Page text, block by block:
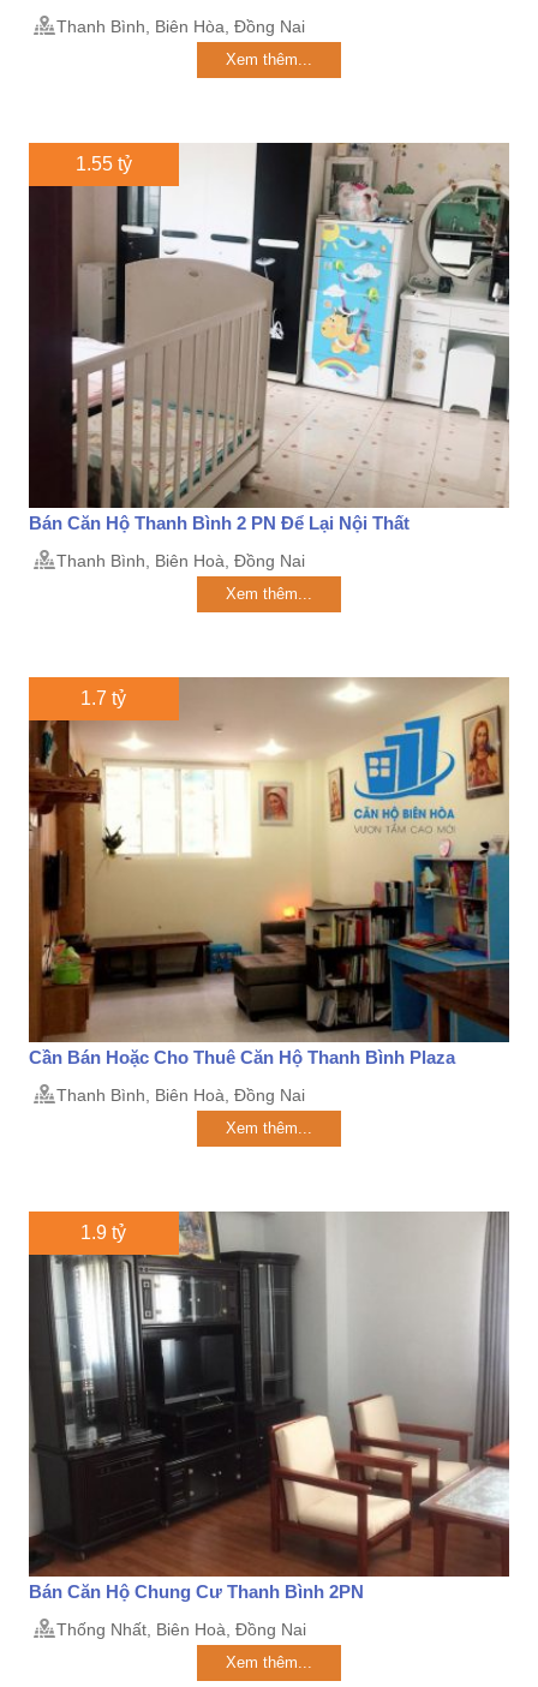
Thanh Bình, Biên Hòa, Đồng Nai
Xem thêm...
1.55 tỷ
Bán Căn Hộ Thanh Bình 2 PN Để Lại Nội Thất
Thanh Bình, Biên Hoà, Đồng Nai
Xem thêm...
1.7 tỷ
Cần Bán Hoặc Cho Thuê Căn Hộ Thanh Bình Plaza
Thanh Bình, Biên Hoà, Đồng Nai
Xem thêm...
1.9 tỷ
Bán Căn Hộ Chung Cư Thanh Bình 2PN
Thống Nhất, Biên Hoà, Đồng Nai
Xem thêm...